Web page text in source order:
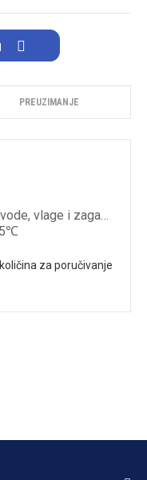
PREUZIMANJE
Odlično zaptivanje i zaštita od vode, vlage i zagađivača
za poručivanje